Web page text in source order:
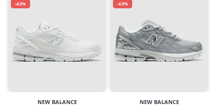
-42%
NEW BALANCE
-43%
NEW BALANCE